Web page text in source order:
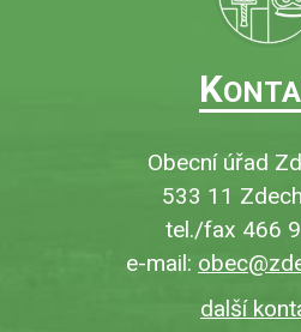
K
Obecní úřad
533 11
tel./fax 466
e-mail:
další